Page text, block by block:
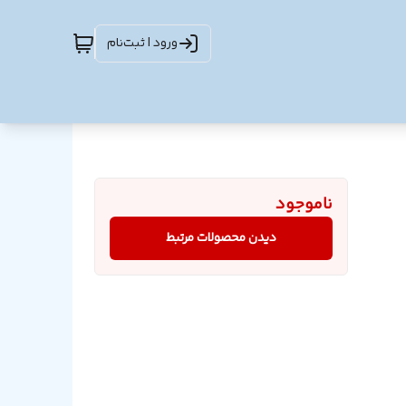
ورود | ثبت‌نام
ناموجود
دیدن محصولات مرتبط